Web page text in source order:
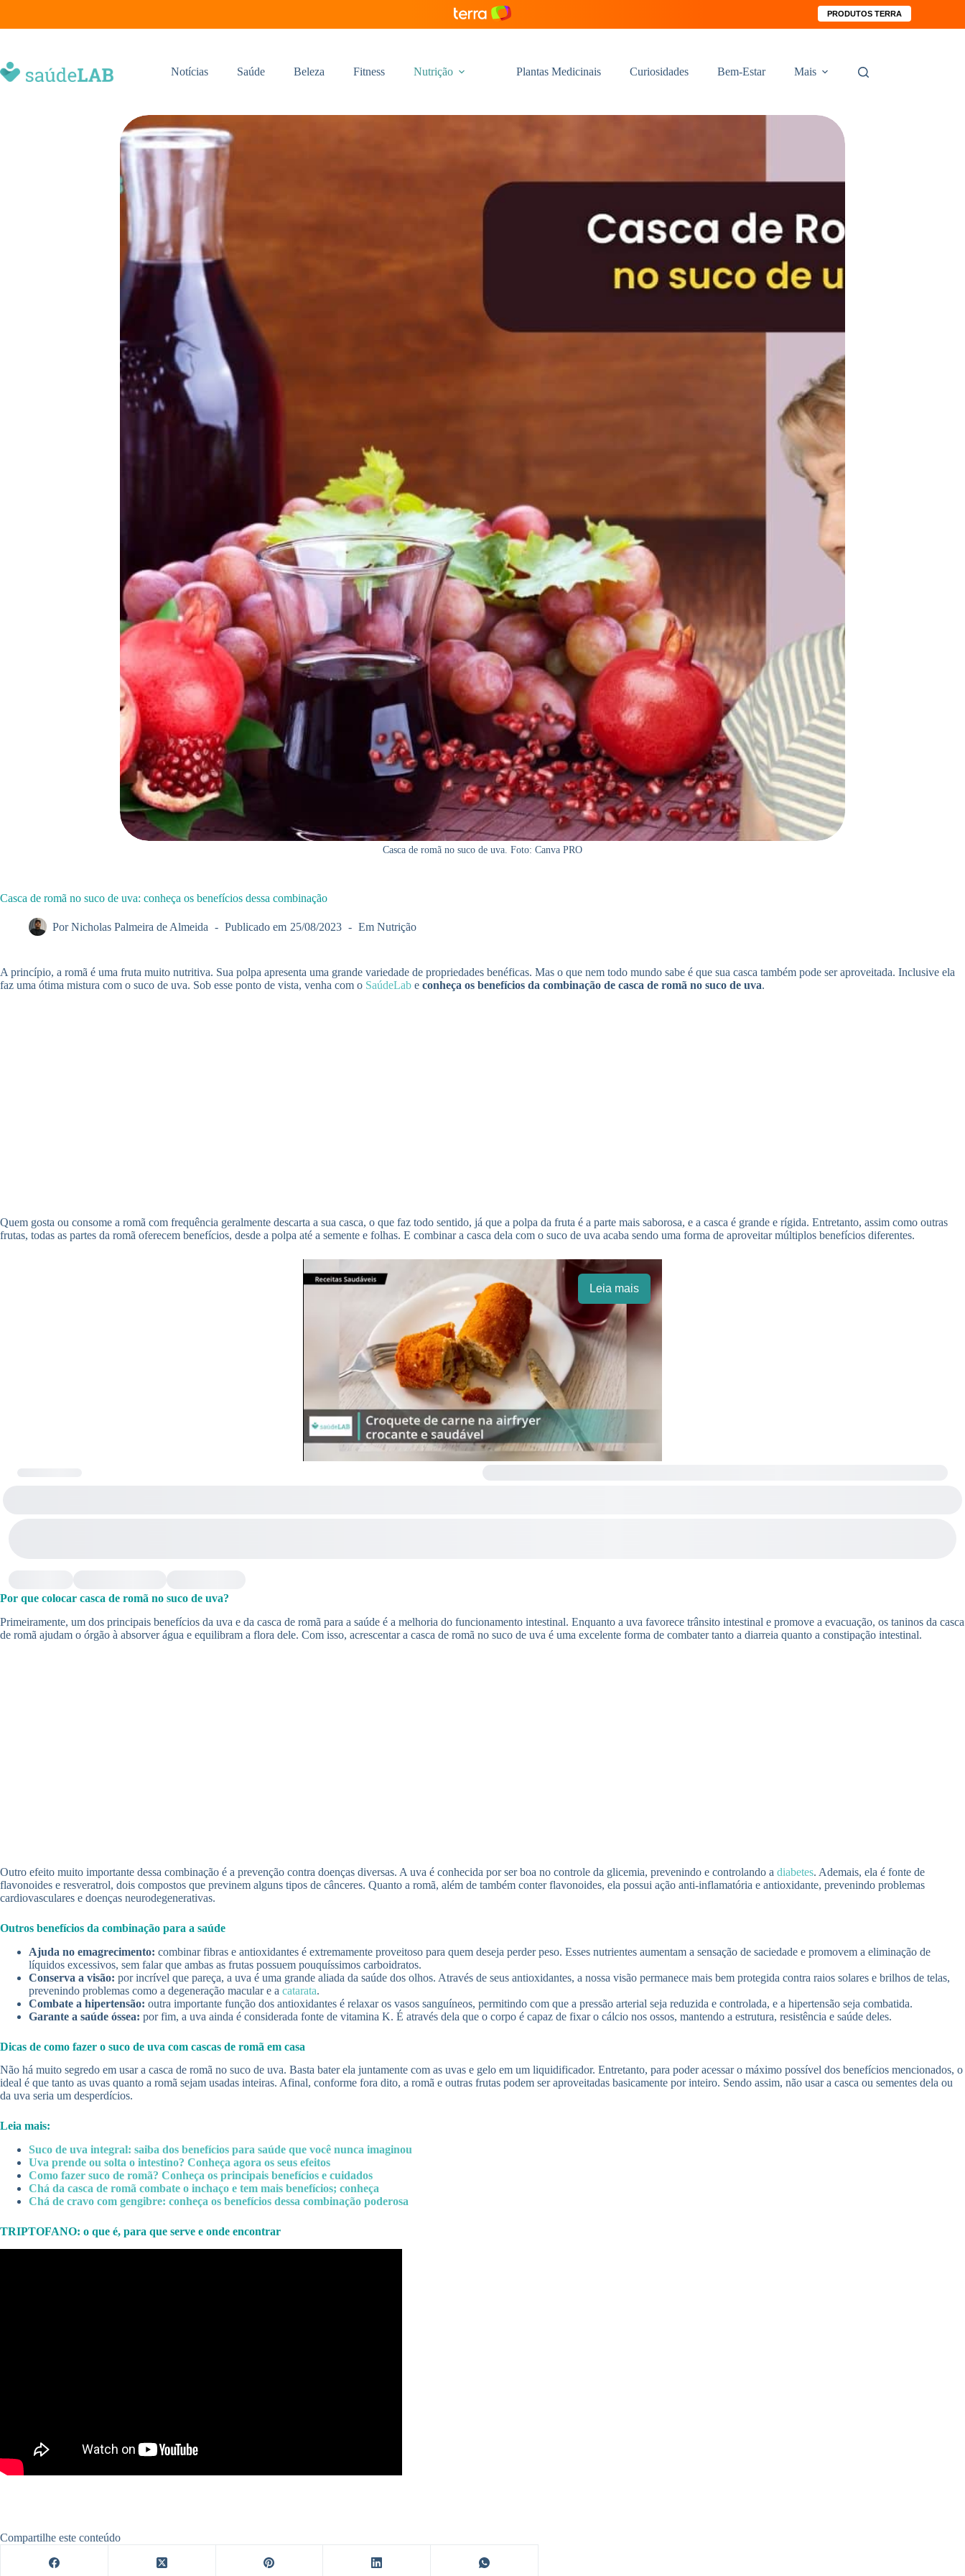
PRODUTOS TERRA
Notícias Saúde Beleza Fitness Nutrição Plantas Medicinais Curiosidades Bem-Estar Mais
Casca de romã no suco de uva. Foto: Canva PRO
Casca de romã no suco de uva: conheça os benefícios dessa combinação
Por Nicholas Palmeira de Almeida Publicado em 25/08/2023 Em Nutrição
A princípio, a romã é uma fruta muito nutritiva. Sua polpa apresenta uma grande variedade de propriedades benéficas. Mas o que nem todo mundo sabe é que sua casca também pode ser aproveitada. Inclusive ela
faz uma ótima mistura com o suco de uva. Sob esse ponto de vista, venha com o SaúdeLab e conheça os benefícios da combinação de casca de romã no suco de uva.
Quem gosta ou consome a romã com frequência geralmente descarta a sua casca, o que faz todo sentido, já que a polpa da fruta é a parte mais saborosa, e a casca é grande e rígida. Entretanto, assim como outras
frutas, todas as partes da romã oferecem benefícios, desde a polpa até a semente e folhas. E combinar a casca dela com o suco de uva acaba sendo uma forma de aproveitar múltiplos benefícios diferentes.
Leia mais
Por que colocar casca de romã no suco de uva?
Primeiramente, um dos principais benefícios da uva e da casca de romã para a saúde é a melhoria do funcionamento intestinal. Enquanto a uva favorece trânsito intestinal e promove a evacuação, os taninos da casca
de romã ajudam o órgão à absorver água e equilibram a flora dele. Com isso, acrescentar a casca de romã no suco de uva é uma excelente forma de combater tanto a diarreia quanto a constipação intestinal.
Outro efeito muito importante dessa combinação é a prevenção contra doenças diversas. A uva é conhecida por ser boa no controle da glicemia, prevenindo e controlando a diabetes. Ademais, ela é fonte de
flavonoides e resveratrol, dois compostos que previnem alguns tipos de cânceres. Quanto a romã, além de também conter flavonoides, ela possui ação anti-inflamatória e antioxidante, prevenindo problemas
cardiovasculares e doenças neurodegenerativas.
Outros benefícios da combinação para a saúde
Ajuda no emagrecimento: combinar fibras e antioxidantes é extremamente proveitoso para quem deseja perder peso. Esses nutrientes aumentam a sensação de saciedade e promovem a eliminação de
líquidos excessivos, sem falar que ambas as frutas possuem pouquíssimos carboidratos.
Conserva a visão: por incrível que pareça, a uva é uma grande aliada da saúde dos olhos. Através de seus antioxidantes, a nossa visão permanece mais bem protegida contra raios solares e brilhos de telas,
prevenindo problemas como a degeneração macular e a catarata.
Combate a hipertensão: outra importante função dos antioxidantes é relaxar os vasos sanguíneos, permitindo com que a pressão arterial seja reduzida e controlada, e a hipertensão seja combatida.
Garante a saúde óssea: por fim, a uva ainda é considerada fonte de vitamina K. É através dela que o corpo é capaz de fixar o cálcio nos ossos, mantendo a estrutura, resistência e saúde deles.
Dicas de como fazer o suco de uva com cascas de romã em casa
Não há muito segredo em usar a casca de romã no suco de uva. Basta bater ela juntamente com as uvas e gelo em um liquidificador. Entretanto, para poder acessar o máximo possível dos benefícios mencionados, o
ideal é que tanto as uvas quanto a romã sejam usadas inteiras. Afinal, conforme fora dito, a romã e outras frutas podem ser aproveitadas basicamente por inteiro. Sendo assim, não usar a casca ou sementes dela ou
da uva seria um desperdícios.
Leia mais:
Suco de uva integral: saiba dos benefícios para saúde que você nunca imaginou
Uva prende ou solta o intestino? Conheça agora os seus efeitos
Como fazer suco de romã? Conheça os principais benefícios e cuidados
Chá da casca de romã combate o inchaço e tem mais benefícios; conheça
Chá de cravo com gengibre: conheça os benefícios dessa combinação poderosa
TRIPTOFANO: o que é, para que serve e onde encontrar
Compartilhe este conteúdo